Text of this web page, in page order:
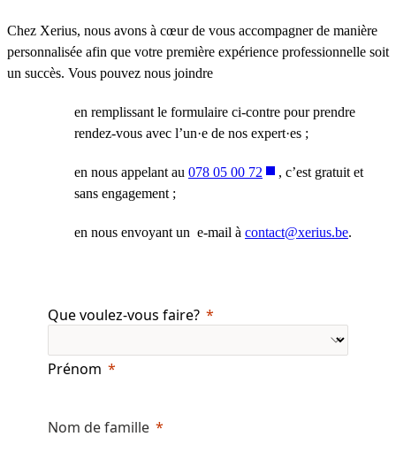
Chez Xerius, nous avons à cœur de vous accompagner de manière
personnalisée afin que votre première expérience professionnelle soit
un succès. Vous pouvez nous joindre
en remplissant le formulaire ci-contre pour prendre
rendez-vous avec l’un·e de nos expert·es ;
en nous appelant au 078 05 00 72
, c’est gratuit et
sans engagement ;
en nous envoyant un e-mail à contact@xerius.be.
Que voulez-vous faire?
Prénom
Nom de famille